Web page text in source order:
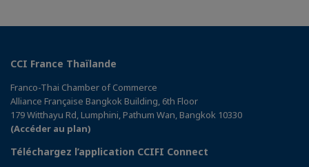
CCI France Thaïlande
Franco-Thai Chamber of Commerce
Alliance Française Bangkok Building, 6th Floor
179 Witthayu Rd, Lumphini, Pathum Wan, Bangkok 10330
(Accéder au plan)
Téléchargez l’application CCIFI Connect